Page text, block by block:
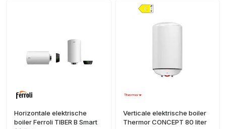
Horizontale elektrische
boiler Ferroli TIBER B Smart
Verticale elektrische boiler
Thermor CONCEPT 80 liter